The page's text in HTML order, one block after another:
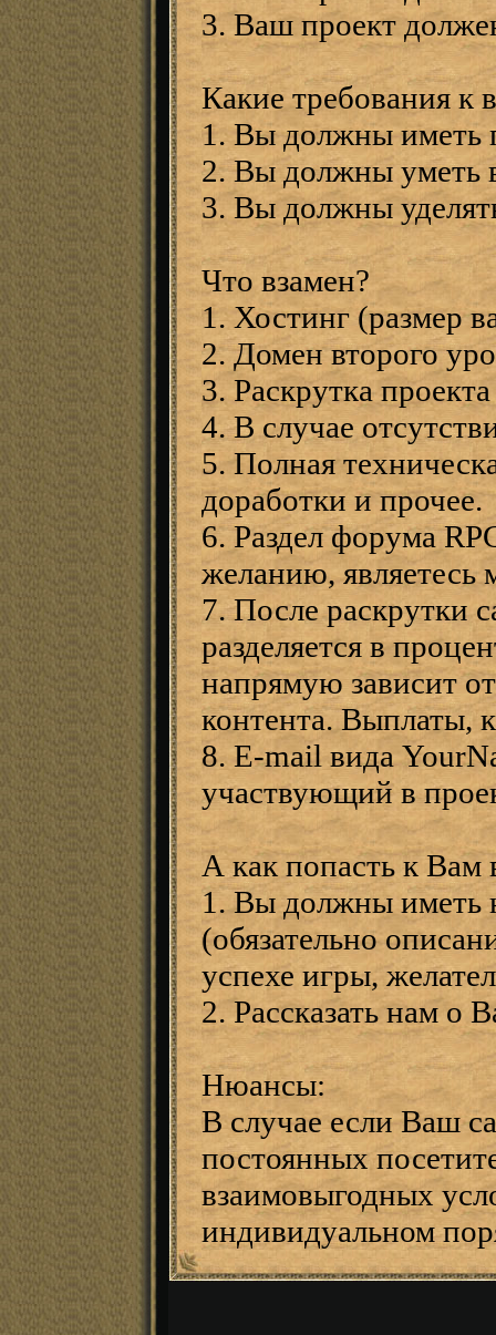
3. Ваш проект
Какие требования к
1. Вы должны иметь
2. Вы должны уметь
3. Вы должны
Что взамен?
1. Хостинг (размер
2. Домен второго
3. Раскрутка
4. В случае
5. Полная
доработки и прочее.
6. Раздел форума
желанию, являетесь
7. После раскрутки
разделяется в
напрямую зависит
контента. Выплаты,
8. E-mail вида
участвующий в
А как попасть к Вам
1. Вы должны иметь
(обязательно
успехе игры,
2. Рассказать нам о
Нюансы:
В случае если Ваш
постоянных
взаимовыгодных
индивидуальном